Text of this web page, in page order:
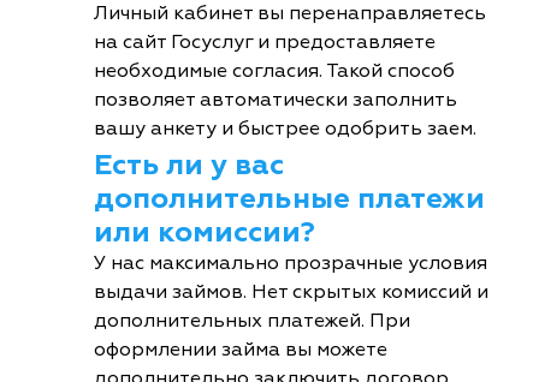
Личный кабинет вы перенаправляетесь
на сайт Госуслуг и предоставляете
необходимые согласия. Такой способ
позволяет автоматически заполнить
вашу анкету и быстрее одобрить заем.
Есть ли у вас
дополнительные платежи
или комиссии?
У нас максимально прозрачные условия
выдачи займов. Нет скрытых комиссий и
дополнительных платежей. При
оформлении займа вы можете